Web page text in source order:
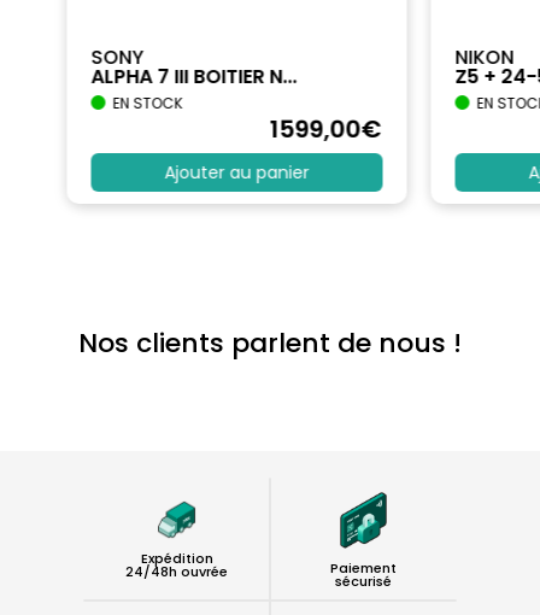
SONY
ALPHA 7 III BOITIER N...
EN STOCK
1599,00€
Ajouter au panier
NIKON
Z5 +
EN
Nos clients parlent de nous !
Expédition
24/48h ouvrée Paiement
sécurisé